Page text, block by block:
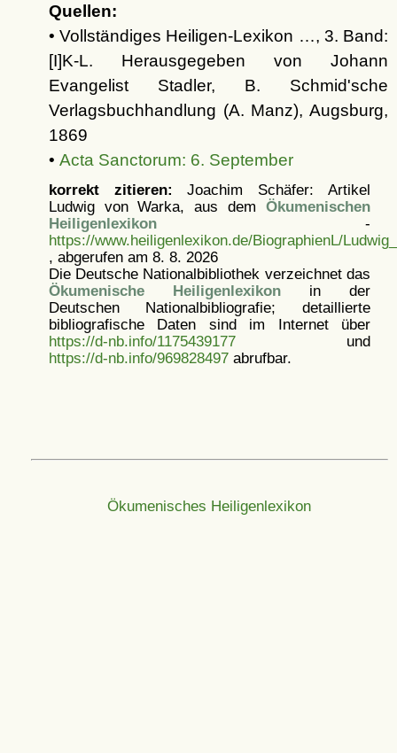
Quellen:
• Vollständiges Heiligen-Lexikon …, 3. Band:
[I]K-L. Herausgegeben von Johann
Evangelist Stadler, B. Schmid'sche
Verlagsbuchhandlung (A. Manz), Augsburg,
1869
• Acta Sanctorum: 6. September
korrekt zitieren: Joachim Schäfer: Artikel
Ludwig von Warka, aus dem Ökumenischen
Heiligenlexikon-
https://www.heiligenlexikon.de/BiographienL/
, abgerufen am 8. 8. 2026
Die Deutsche Nationalbibliothek verzeichnet das
Ökumenische Heiligenlexikonin der
Deutschen Nationalbibliografie; detaillierte
bibliografische Daten sind im Internet über
https://d-nb.info/1175439177und
https://d-nb.info/969828497abrufbar.
Ökumenisches Heiligenlexikon